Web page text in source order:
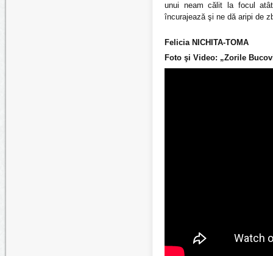
unui neam călit la focul
încurajează şi ne dă aripi de
Felicia NICHITA-TOMA
Foto şi Video: „Zorile